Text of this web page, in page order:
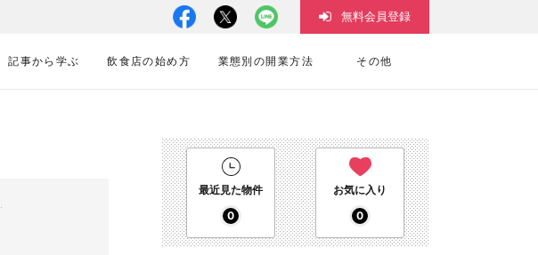
記事から学ぶ 飲食店の始め方 業態別の開業方法 その他
無料会員登録
最近見た物件
0
お気に入り
0